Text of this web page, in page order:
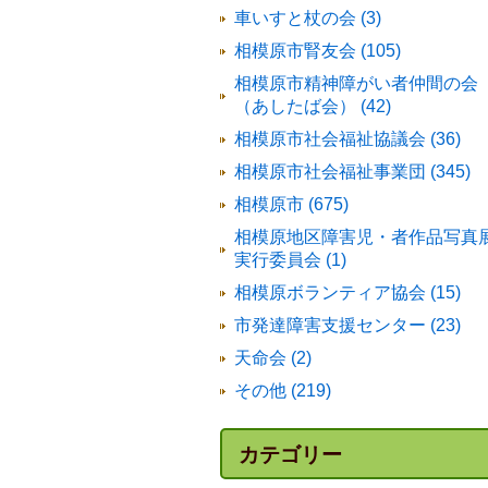
車いすと杖の会 (3)
相模原市腎友会 (105)
相模原市精神障がい者仲間の会
（あしたば会） (42)
相模原市社会福祉協議会 (36)
相模原市社会福祉事業団 (345)
相模原市 (675)
相模原地区障害児・者作品写真
実行委員会 (1)
相模原ボランティア協会 (15)
市発達障害支援センター (23)
天命会 (2)
その他 (219)
カテゴリー